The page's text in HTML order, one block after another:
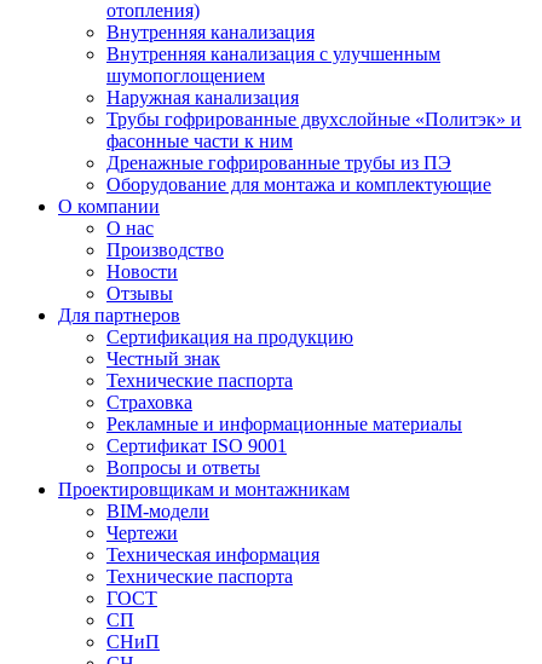
отопления)
Внутренняя канализация
Внутренняя канализация с улучшенным
шумопоглощением
Наружная канализация
Трубы гофрированные двухслойные «Политэк» и
фасонные части к ним
Дренажные гофрированные трубы из ПЭ
Оборудование для монтажа и комплектующие
О компании
О нас
Производство
Новости
Отзывы
Для партнеров
Сертификация на продукцию
Честный знак
Технические паспорта
Страховка
Рекламные и информационные материалы
Сертификат ISO 9001
Вопросы и ответы
Проектировщикам и монтажникам
BIM-модели
Чертежи
Техническая информация
Технические паспорта
ГОСТ
СП
СНиП